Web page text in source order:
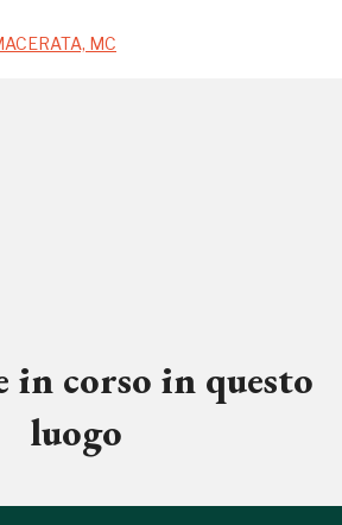
MC
in corso in questo
luogo